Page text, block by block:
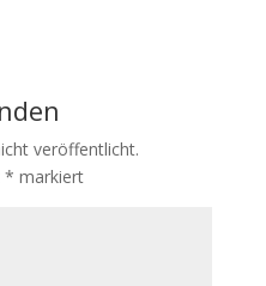
veröffentlicht.
* markiert